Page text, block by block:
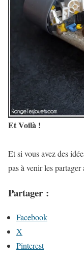
Et Voilà !
Et si vous avez des
pas à venir les
Partager :
Facebook
X
Pinterest